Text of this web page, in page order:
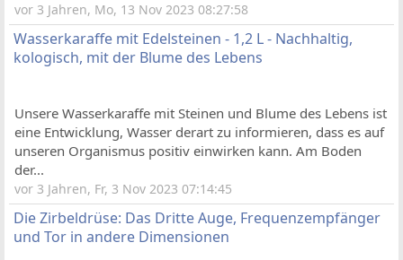
vor 3 Jahren, Mo, 13 Nov 2023 08:27:58
Wasserkaraffe mit Edelsteinen - 1,2 L - Nachhaltig,
kologisch, mit der Blume des Lebens
Unsere Wasserkaraffe mit Steinen und Blume des Lebens ist
eine Entwicklung, Wasser derart zu informieren, dass es auf
unseren Organismus positiv einwirken kann. Am Boden
der...
vor 3 Jahren, Fr, 3 Nov 2023 07:14:45
Die Zirbeldrüse: Das Dritte Auge, Frequenzempfänger
und Tor in andere Dimensionen